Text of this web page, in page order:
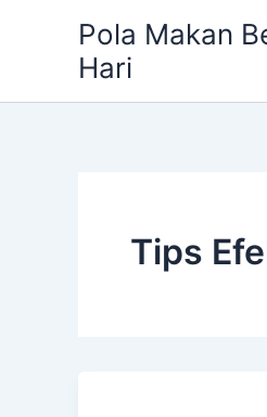
Pola Makan
Hari
Tips